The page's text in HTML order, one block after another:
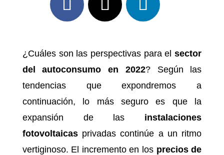
¿Cuáles son las perspectivas para elsector
del autoconsumo en 2022? Según las
tendencias que expondremos a
continuación, lo más seguro es que la
expansión de las instalaciones
fotovoltaicas privadas continúe a un ritmo
vertiginoso. El incremento en los precios de